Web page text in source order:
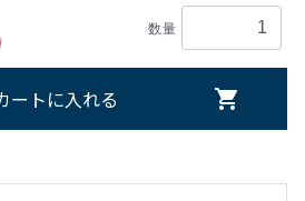
数量
ートに入れる